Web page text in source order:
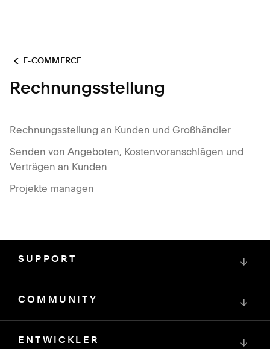
E-COMMERCE
Rechnungsstellung
Rechnungsstellung an Kunden und Großhändler
Senden von Angeboten, Kostenvoranschlägen und
Verträgen an Kunden
Projekte managen
SUPPORT ↓
COMMUNITY ↓
ENTWICKLER ↓